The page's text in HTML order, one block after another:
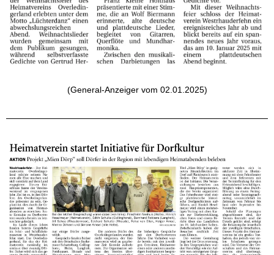
(General-Anzeiger vom 02.01.2025)